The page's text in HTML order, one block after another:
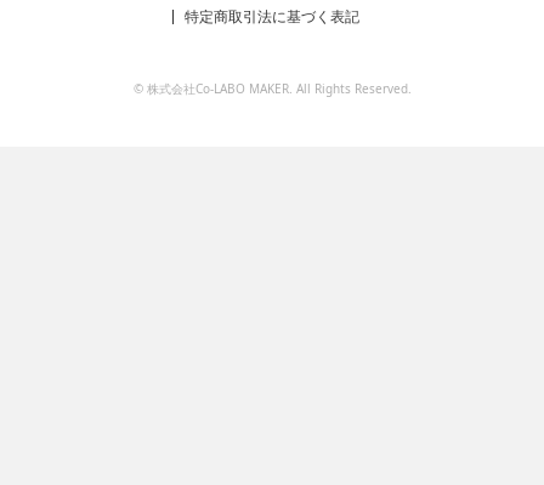
特定商取引法に基づく表記
© 株式会社Co-LABO MAKER. All Rights Reserved.